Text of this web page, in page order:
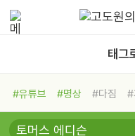
태그
#유튜브 #명상 #다짐 #
#비전캠프
#독서캠프 #삶